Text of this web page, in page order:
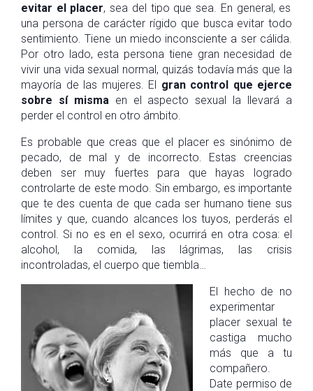
evitar el placer, sea del tipo que sea. En general, es
una persona de carácter rígido que busca evitar todo
sentimiento. Tiene un miedo inconsciente a ser cálida.
Por otro lado, esta persona tiene gran necesidad de
vivir una vida sexual normal, quizás todavía más que la
mayoría de las mujeres. El gran control que ejerce
sobre sí mismaen el aspecto sexual la llevará a
perder el control en otro ámbito.
Es probable que creas que el placer es sinónimo de
pecado, de mal y de incorrecto. Estas creencias
deben ser muy fuertes para que hayas logrado
controlarte de este modo. Sin embargo, es importante
que te des cuenta de que cada ser humano tiene sus
límites y que, cuando alcances los tuyos, perderás el
control. Si no es en el sexo, ocurrirá en otra cosa: el
alcohol, la comida, las lágrimas, las crisis
incontroladas, el cuerpo que tiembla…
El hecho de no
experimentar
placer sexual te
castiga mucho
más que a tu
compañero.
Date permiso de